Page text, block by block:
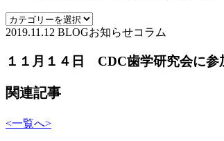
2019.11.12 BLOGお知らせコラム
１１月１４日 CDC歯学研究会に参
関連記事
<一覧へ>